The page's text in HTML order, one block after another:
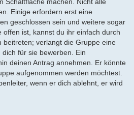
Einige erfordern erst eine
geschlossen sein und weitere sogar
offen ist, kannst du ihr einfach durch
beitreten; verlangt die Gruppe eine
für sie bewerben. Ein
deinen Antrag annehmen. Er könnte
aufgenommen werden möchtest.
wenn er dich ablehnt, er wird